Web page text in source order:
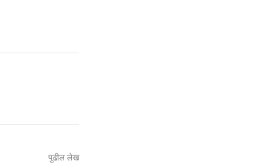
पुढील लेख